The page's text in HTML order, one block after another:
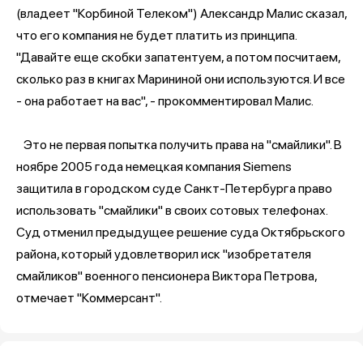
(владеет "Корбиной Телеком") Александр Малис сказал,
что его компания не будет платить из принципа.
"Давайте еще скобки запатентуем, а потом посчитаем,
сколько раз в книгах Марининой они используются. И все
- она работает на вас", - прокомментировал Малис.
Это не первая попытка получить права на "смайлики". В
ноябре 2005 года немецкая компания Siemens
защитила в городском суде Санкт-Петербурга право
использовать "смайлики" в своих сотовых телефонах.
Суд отменил предыдущее решение суда Октябрьского
района, который удовлетворил иск "изобретателя
смайликов" военного пенсионера Виктора Петрова,
отмечает "Коммерсант".